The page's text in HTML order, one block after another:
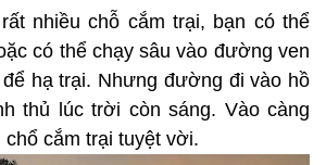
nhiều chỗ cắm trại, bạn có thể
có thể chạy sâu vào đường ven
hạ trại. Nhưng đường đi vào hồ
thủ lúc trời còn sáng. Vào càng
cắm trại tuyệt vời.